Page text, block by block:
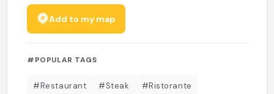
Add to my map
#POPULAR TAGS
#Restaurant #Steak #Ristorante